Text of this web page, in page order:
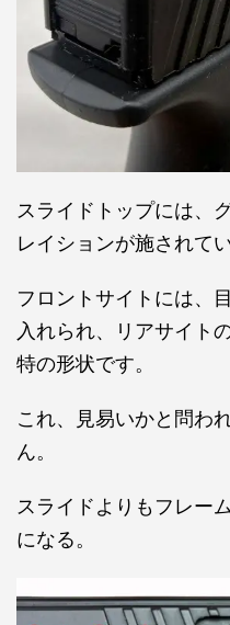
スライドトップには、
レイションが施されてい
フロントサイトには、
入れられ、リアサイト
特の形状です。
これ、見易いかと問わ
ん。
スライドよりもフレー
になる。